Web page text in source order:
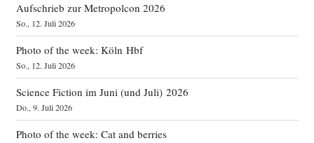
Aufschrieb zur Metropolcon 2026
So., 12. Juli 2026
Photo of the week: Köln Hbf
So., 12. Juli 2026
Science Fiction im Juni (und Juli) 2026
Do., 9. Juli 2026
Photo of the week: Cat and berries